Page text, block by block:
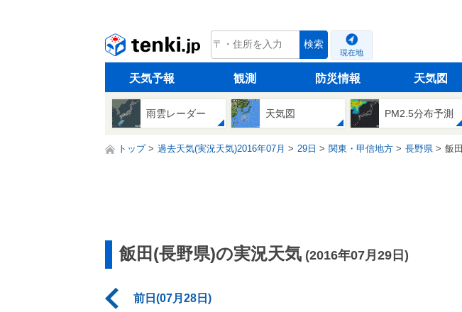
tenki.jp 検索
現在地
天気予報 観測 防災情報 天気図
雨雲レーダー 天気図 PM2.5分布予測
トップ 過去天気(実況天気)2016年07月 29日 関東・甲信地方 長野県 飯田
飯田(長野県)の実況天気 (2016年07月29日)
前日(07月28日)